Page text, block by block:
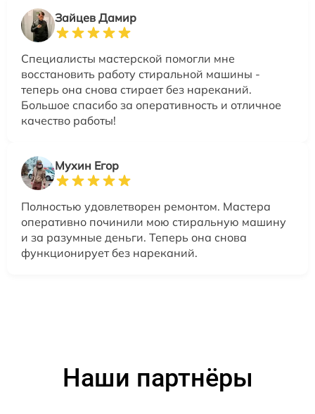
Зайцев Дамир
Специалисты мастерской помогли мне
восстановить работу стиральной машины -
теперь она снова стирает без нареканий.
Большое спасибо за оперативность и отличное
качество работы!
Мухин Егор
Полностью удовлетворен ремонтом. Мастера
оперативно починили мою стиральную машину
и за разумные деньги. Теперь она снова
функционирует без нареканий.
Наши партнёры